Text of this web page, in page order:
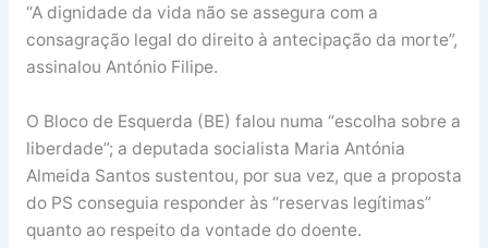
“A dignidade da vida não se assegura com a
consagração legal do direito à antecipação da morte”,
assinalou António Filipe.
O Bloco de Esquerda (BE) falou numa “escolha sobre a
liberdade”; a deputada socialista Maria Antónia
Almeida Santos sustentou, por sua vez, que a proposta
do PS conseguia responder às “reservas legítimas”
quanto ao respeito da vontade do doente.